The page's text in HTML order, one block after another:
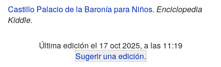
Castillo Palacio de la Baronía para Niños. Enciclopedia
Kiddle.
Última edición el 17 oct 2025, a las 11:19
Sugerir una edición.